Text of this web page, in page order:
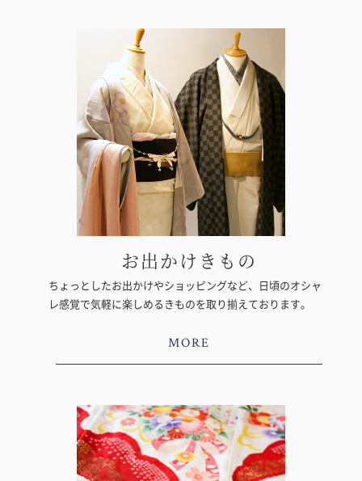
お出かけきもの
ちょっとしたお出かけやショッピングなど、日頃のオシャ
レ感覚で気軽に楽しめるきものを取り揃えております。
MORE